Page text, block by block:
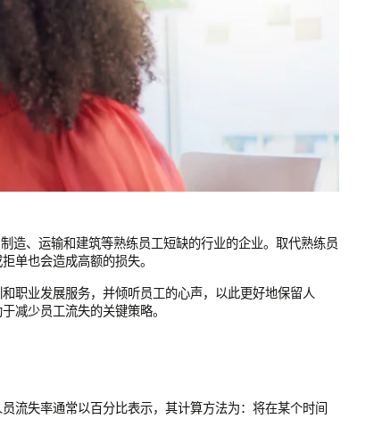
造、运输和建筑等熟练员工短缺的行业的企业。取代熟练员
单也会造成高额的损失。
职业发展服务，并倾听员工的心声，以此更好地保留人
减少员工流失的关键策略。
流失率通常以百分比表示，其计算方法为：将在某个时间